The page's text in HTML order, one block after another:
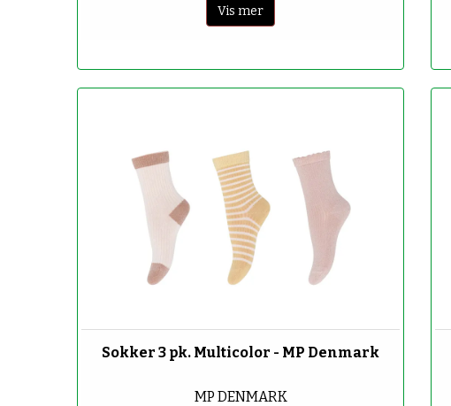
Vis mer
Sokker 3 pk. Multicolor - MP Denmark
MP DENMARK